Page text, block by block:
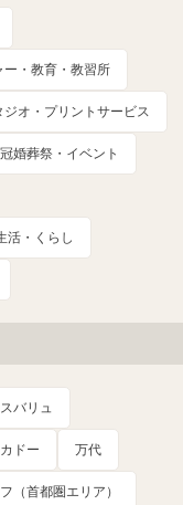
・教育・教習所
ジオ・プリントサービス
冠婚葬祭・イベント
活・くらし
バリュ
ドー 万代
（首都圏エリア）